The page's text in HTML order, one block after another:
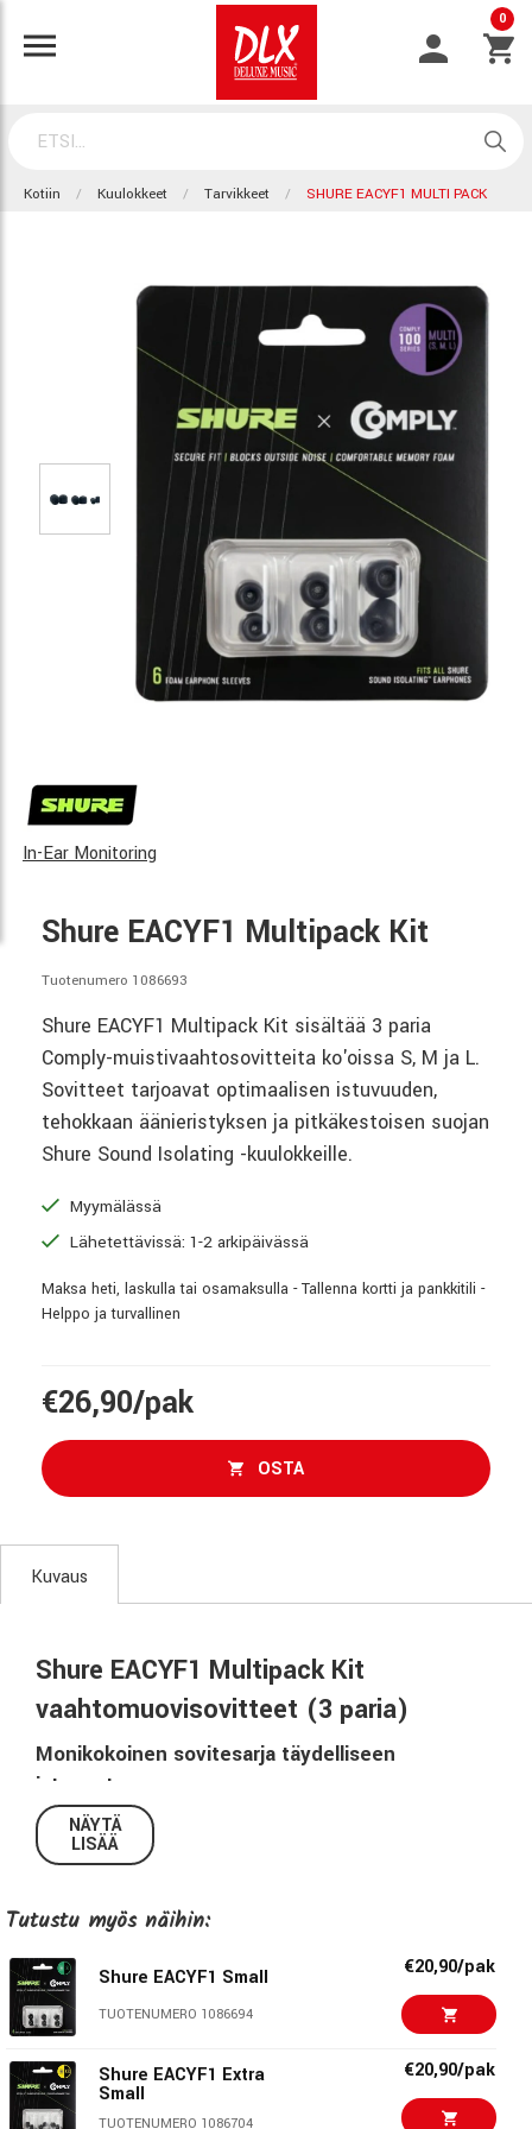
0
Kotiin Kuulokkeet Tarvikkeet SHURE EACYF1 MULTI PACK
In-Ear Monitoring
Shure EACYF1 Multipack Kit
Tuotenumero 1086693
Shure EACYF1 Multipack Kit sisältää 3 paria
Comply-muistivaahtosovitteita ko'oissa S, M ja L.
Sovitteet tarjoavat optimaalisen istuvuuden,
tehokkaan äänieristyksen ja pitkäkestoisen suojan
Shure Sound Isolating -kuulokkeille.
Myymälässä
Lähetettävissä: 1-2 arkipäivässä
Maksa heti, laskulla tai osamaksulla - Tallenna kortti ja pankkitili -
Helppo ja turvallinen
€26,90/pak
OSTA
Kuvaus
Shure EACYF1 Multipack Kit
vaahtomuovisovitteet (3 paria)
Monikokoinen sovitesarja täydelliseen
istuvuuteen
Shure EACYF1 Multipack Kit sisältää kolme paria Complyn
100-sarjan vaahtomuovisovitteita ko'oissa Small, Medium
joka haluaa löytää juuri itselleen parhaiten sopivan koon.
Sovitteet on suunniteltu erityisesti Shure Sound Isolating™
-kuulokkeisiin.
Äänieristystä ja käyttömukavuutta koko päiväksi
Pehmeä muistivaahto mukautuu korvakäytävään tarjoten
tukevan ja miellyttävän istuvuuden sekä jopa 37 dB
passiivisen äänieristyksen. Tämä mahdollistaa musiikin
NÄYTÄ
LISÄÄ
Tutustu myös näihin:
Shure EACYF1 Small
TUOTENUMERO 1086694
€20,90/pak
Shure EACYF1 Extra
Small
TUOTENUMERO 1086704
€20,90/pak